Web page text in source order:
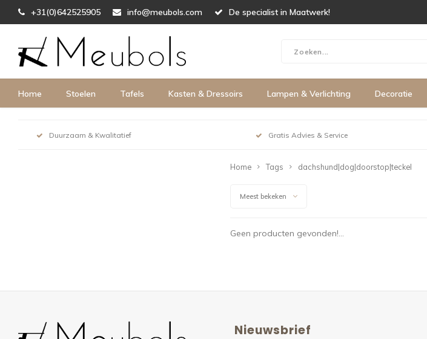
+31(0)642525905 info@meubols.com De specialist in Maatwerk!
Home Stoelen Tafels Kasten & Dressoirs Lampen & Verlichting Decoratie
Duurzaam & Kwalitatief Gratis Advies & Service
Home Tags dachshund|dog|doorstop|teckel
Meest bekeken
Geen producten gevonden!...
Nieuwsbrief